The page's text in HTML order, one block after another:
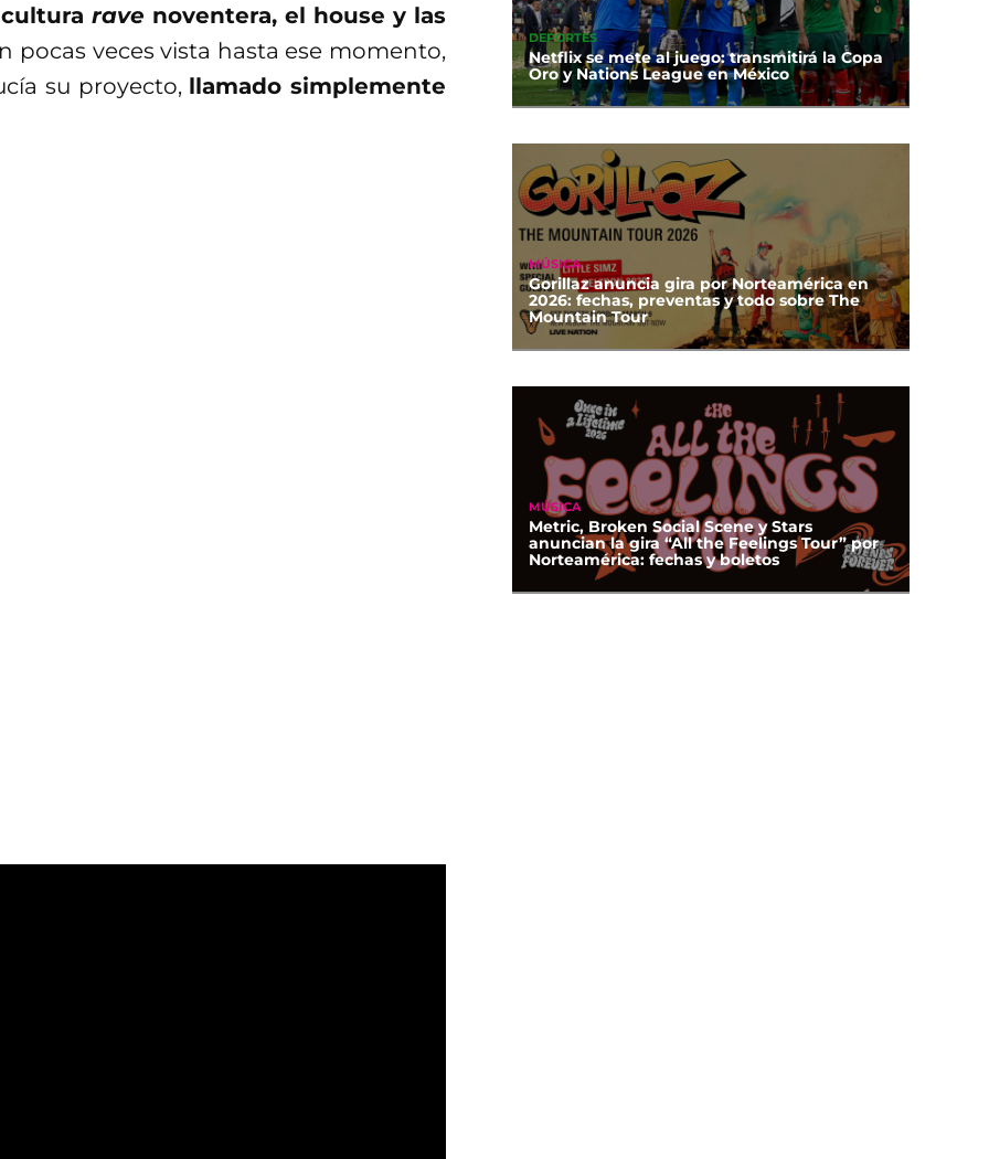
rave noventera, el house y las
pocas veces vista hasta ese momento,
su proyecto, llamado simplemente
DEPORTES
Netflix se mete al juego: transmitirá la Copa
Oro y Nations League en México
MÚSICA
Gorillaz anuncia gira por Norteamérica en
2026: fechas, preventas y todo sobre The
Mountain Tour
MÚSICA
Metric, Broken Social Scene y Stars
anuncian la gira “All the Feelings Tour” por
Norteamérica: fechas y boletos